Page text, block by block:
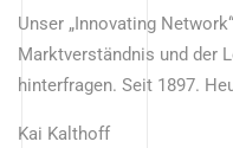
Unser „Innovating
Marktverständnis und der
hinterfragen. Seit 1897.
Kai Kalthoff